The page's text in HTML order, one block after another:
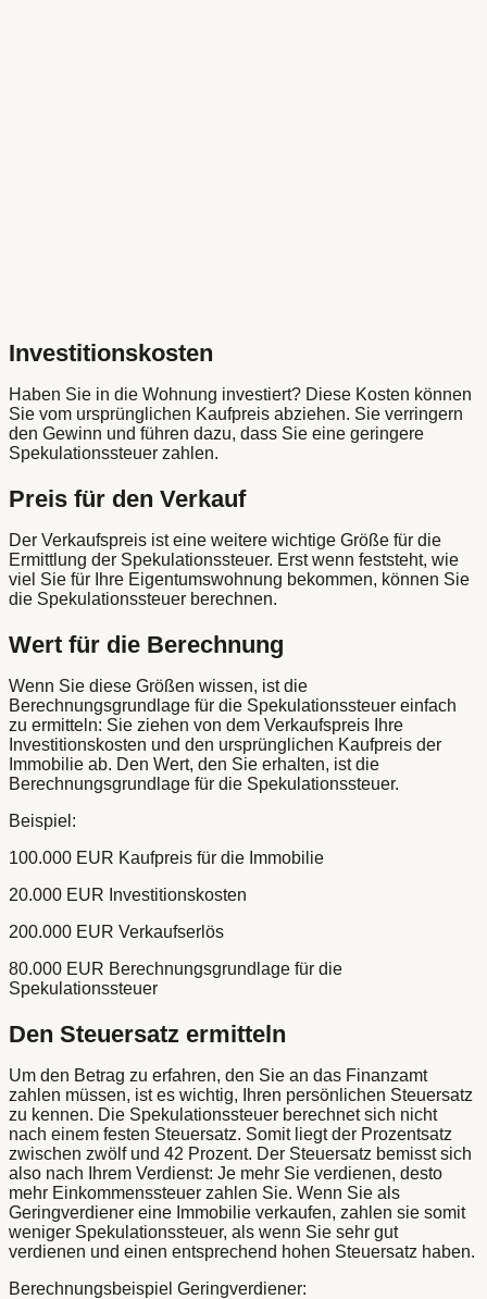
Investitionskosten
Haben Sie in die Wohnung investiert? Diese Kosten können
Sie vom ursprünglichen Kaufpreis abziehen. Sie verringern
den Gewinn und führen dazu, dass Sie eine geringere
Spekulationssteuer zahlen.
Preis für den Verkauf
Der Verkaufspreis ist eine weitere wichtige Größe für die
Ermittlung der Spekulationssteuer. Erst wenn feststeht, wie
viel Sie für Ihre Eigentumswohnung bekommen, können Sie
die Spekulationssteuer berechnen.
Wert für die Berechnung
Wenn Sie diese Größen wissen, ist die
Berechnungsgrundlage für die Spekulationssteuer einfach
zu ermitteln: Sie ziehen von dem Verkaufspreis Ihre
Investitionskosten und den ursprünglichen Kaufpreis der
Immobilie ab. Den Wert, den Sie erhalten, ist die
Berechnungsgrundlage für die Spekulationssteuer.
Beispiel:
100.000 EUR Kaufpreis für die Immobilie
20.000 EUR Investitionskosten
200.000 EUR Verkaufserlös
80.000 EUR Berechnungsgrundlage für die
Spekulationssteuer
Den Steuersatz ermitteln
Um den Betrag zu erfahren, den Sie an das Finanzamt
zahlen müssen, ist es wichtig, Ihren persönlichen Steuersatz
zu kennen. Die Spekulationssteuer berechnet sich nicht
nach einem festen Steuersatz. Somit liegt der Prozentsatz
zwischen zwölf und 42 Prozent. Der Steuersatz bemisst sich
also nach Ihrem Verdienst: Je mehr Sie verdienen, desto
mehr Einkommenssteuer zahlen Sie. Wenn Sie als
Geringverdiener eine Immobilie verkaufen, zahlen sie somit
weniger Spekulationssteuer, als wenn Sie sehr gut
verdienen und einen entsprechend hohen Steuersatz haben.
Berechnungsbeispiel Geringverdiener: